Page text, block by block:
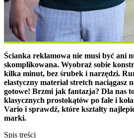
Ścianka reklamowa nie musi być ani
skomplikowana. Wyobraź sobie
kilka minut, bez śrubek i narzędzi.
elastyczny materiał stretch naciągasz
gotowe! Brzmi jak fantazja? Dla nas
klasycznych prostokątów po fale i
Vario i sprawdź, które kształty
marki.
Spis treści